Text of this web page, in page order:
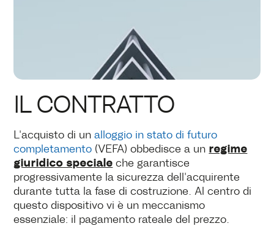
IL CONTRATTO
L'acquisto di unalloggio in stato di futuro
completamento (VEFA) obbedisce a un regime
giuridico speciale che garantisce
progressivamente la sicurezza dell'acquirente
durante tutta la fase di costruzione. Al centro di
questo dispositivo vi è un meccanismo
essenziale: il pagamento rateale del prezzo.